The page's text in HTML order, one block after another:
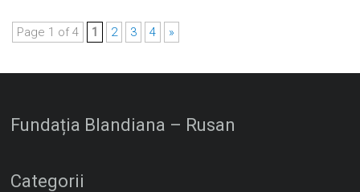
Page 1 of 4 1 2 3 4 »
Fundația Blandiana – Rusan
Categorii